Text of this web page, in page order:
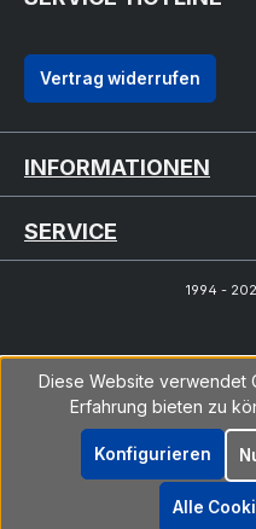
Vertrag widerrufen
INFORMATIONEN
SERVICE
1994 -
Diese Website verwendet
Erfahrung bieten zu
Konfigurieren
Alle